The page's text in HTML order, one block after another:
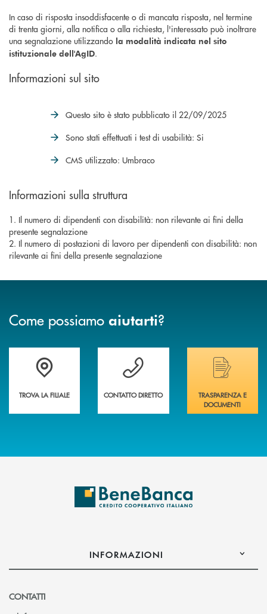
In caso di risposta insoddisfacente o di mancata risposta, nel termine
di trenta giorni, alla notifica o alla richiesta, l'interessato può inoltrare
una segnalazione utilizzando la modalità indicata nel sito
istituzionale dell'AgID.
Informazioni sul sito
Questo sito è stato pubblicato il 22/09/2025
Sono stati effettuati i test di usabilità: Si
CMS utilizzato: Umbraco
Informazioni sulla struttura
1. Il numero di dipendenti con disabilità: non rilevante ai fini della
presente segnalazione
2. Il numero di postazioni di lavoro per dipendenti con disabilità: non
rilevante ai fini della presente segnalazione
Come possiamo aiutarti?
Trova la filiale più vicina a te&nbsp;
TROVA LA FILIALE
Hai bisogno di assistenza immediata?
CONTATTO DIRETTO
Hai bisogno di
TRASPARENZA E
DOCUMENTI
INFORMAZIONI
CONTATTI